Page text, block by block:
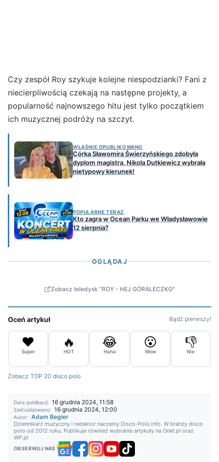
Czy zespół Roy szykuje kolejne niespodzianki? Fani z
niecierpliwością czekają na następne projekty, a
popularność najnowszego hitu jest tylko początkiem
ich muzycznej podróży na szczyt.
WŁAŚNIE OPUBLIKOWANO
Córka Sławomira Świerzyńskiego zdobyła
dyplom magistra. Nikola Dutkiewicz wybrała
nietypowy kierunek!
POPULARNE TERAZ
Kto zagra w Ocean Parku we Władysławowie
12 sierpnia?
OGLĄDAJ
Zobacz teledysk "ROY - HEJ GÓRALECZKO"
Oceń artykuł Bądź pierwszy!
❤️
Super
🔥
HOT
😂
Haha
😮
Wow
👎
Nie
Zobacz TOP 20 disco polo
Data publikacji: 16 grudnia 2024, 11:58
Zaktualizowano: 16 grudnia 2024, 12:00
Autor: Adam Begier
Dziennikarz muzyczny i redaktor naczelny Disco-Polo.info. W branży disco
polo od 2012 roku. Publikuje również wybranie artykuły na Onet.pl oraz
WP.pl
OBSERWUJ NAS